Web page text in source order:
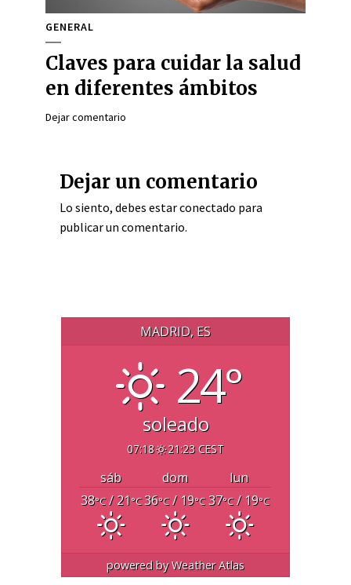
GENERAL
Claves para cuidar la salud
en diferentes ámbitos
Dejar comentario
Dejar un comentario
Lo siento, debes estarconectado para
publicar un comentario.
MADRID, ES
24°
soleado
07:18 21:23 CEST
sáb dom
lun
38°C/ 21°C36°C/ 19°C 37°C/ 19°C
powered byWeather Atlas